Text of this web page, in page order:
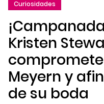
a
la
navegación
principal
Curiosidades
Kristen
Meyern y
de su boda